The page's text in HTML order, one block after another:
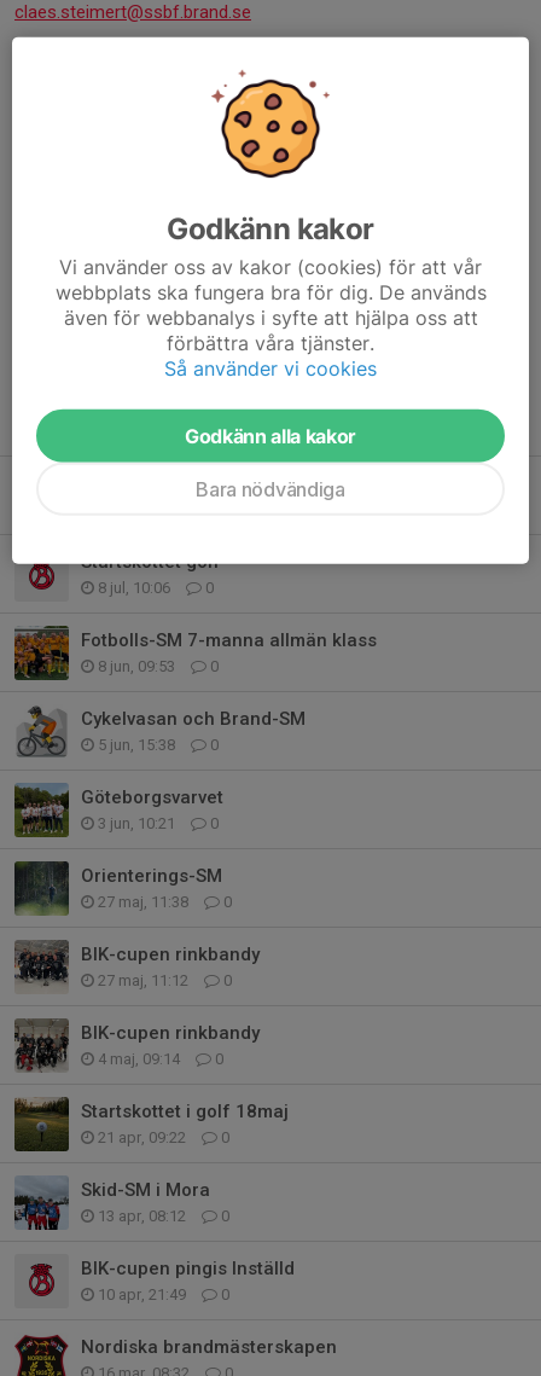
claes.steimert@ssbf.brand.se
innehållande:
Vilkens räddningstjänst ni arbetar på
Dela nyhet
Tidigare nyheter
Startskottet golf
8 jul, 10:06 0
Fotbolls-SM 7-manna allmän klass
8 jun, 09:53 0
Cykelvasan och Brand-SM
5 jun, 15:38 0
Göteborgsvarvet
3 jun, 10:21 0
Orienterings-SM
27 maj, 11:38 0
BIK-cupen rinkbandy
27 maj, 11:12 0
BIK-cupen rinkbandy
4 maj, 09:14 0
Startskottet i golf 18maj
21 apr, 09:22 0
Skid-SM i Mora
13 apr, 08:12 0
BIK-cupen pingis Inställd
10 apr, 21:49 0
Nordiska brandmästerskapen
16 mar, 08:32 0
Godkänn kakor
Vi använder oss av kakor (cookies) för att vår
webbplats ska fungera bra för dig. De används
även för webbanalys i syfte att hjälpa oss att
förbättra våra tjänster.
Så använder vi cookies
Godkänn alla kakor
Bara nödvändiga